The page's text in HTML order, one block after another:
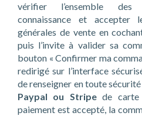
vérifier l’ensemble des
connaissance et accepter
générales de vente en
puis l’invite à valider sa
bouton « Confirmer ma
redirigé sur l’interface
de renseigner en toute
Paypal ou Stripede carte
paiement est accepté, la